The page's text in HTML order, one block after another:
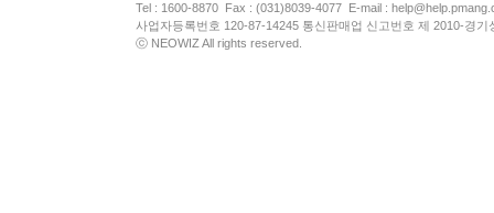
Tel : 1600-8870 Fax : (031)8039-4077 E-mail :
사업자등록번호 120-87-14245 통신판매업 신고번호 제 2010-경
ⓒ NEOWIZ All rights reserved.